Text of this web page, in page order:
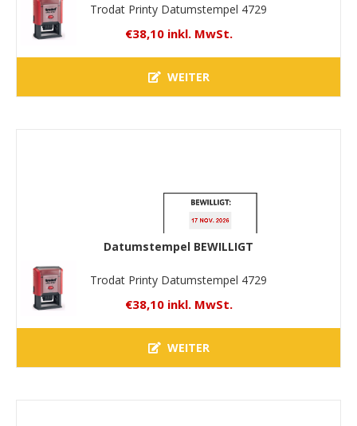
Trodat Printy Datumstempel 4729
€38,10 inkl. MwSt.
WEITER
Datumstempel BEWILLIGT
Trodat Printy Datumstempel 4729
€38,10 inkl. MwSt.
WEITER